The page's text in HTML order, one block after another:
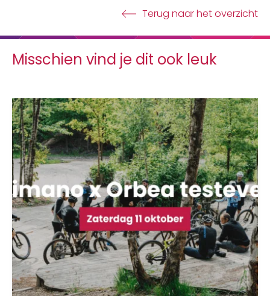
Terug naar het overzicht
Misschien vind je dit ook leuk